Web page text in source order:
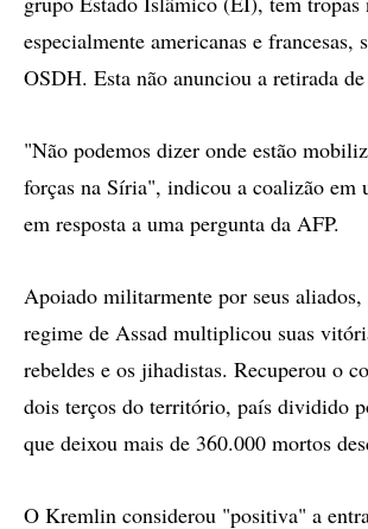
especialmente americanas e francesas,
OSDH. Esta não anunciou a retirada de
"Não podemos dizer onde estão
forças na Síria", indicou a coalizão em
em resposta a uma pergunta da AFP.
Apoiado militarmente por seus
regime de Assad multiplicou suas
rebeldes e os jihadistas. Recuperou o
dois terços do território, país dividido
que deixou mais de 360.000 mortos
O Kremlin considerou "positiva" a